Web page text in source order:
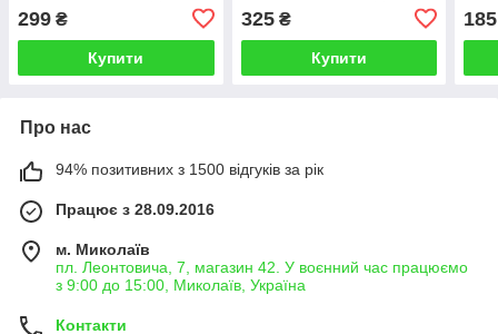
299 ₴
Купити
325₴
Купити
185
Про нас
94% позитивних з 1500 відгуків за рік
Працює з 28.09.2016
м. Миколаїв
пл. Леонтовича, 7, магазин 42. У воєнний час працюємо
з 9:00 до 15:00, Миколаїв, Україна
Контакти